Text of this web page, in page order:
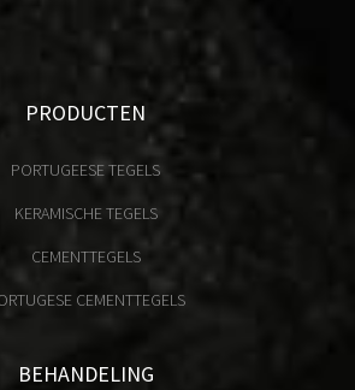
PRODUCTEN
PORTUGEESE TEGELS
KERAMISCHE TEGELS
CEMENTTEGELS
CEMENTTEGELS
BEHANDELING